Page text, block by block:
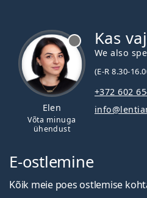
Elen
Võta minuga
ühendust
Kas
We also
(E-R 8.30-
+372 602
E-ostlemine
Kõik meie poes ostlemise